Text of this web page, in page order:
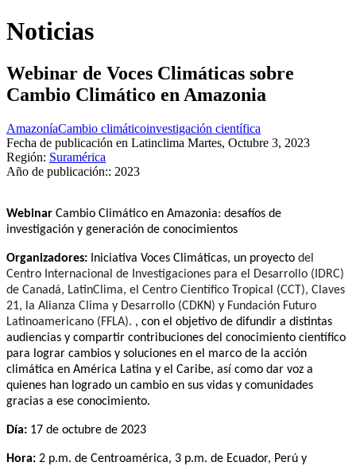
Noticias
Webinar de Voces Climáticas sobre
Cambio Climático en Amazonia
AmazoníaCambio climáticoinvestigación científica
Fecha de publicación en Latinclima Martes, Octubre 3, 2023
Región: Suramérica
Año de publicación:: 2023
Webinar Cambio Climático en Amazonia: desafíos de
investigación y generación de conocimientos
Organizadores: Iniciativa Voces Climáticas, un proyecto del
Centro Internacional de Investigaciones para el Desarrollo (IDRC)
de Canadá, LatinClima, el Centro Científico Tropical (CCT), Claves
21, la Alianza Clima y Desarrollo (CDKN) y Fundación Futuro
Latinoamericano (FFLA). , con el objetivo de difundir a distintas
audiencias y compartir contribuciones del conocimiento científico
para lograr cambios y soluciones en el marco de la acción
climática en América Latina y el Caribe, así como dar voz a
quienes han logrado un cambio en sus vidas y comunidades
gracias a ese conocimiento.
Día: 17 de octubre de 2023
Hora: 2 p.m. de Centroamérica, 3 p.m. de Ecuador, Perú y